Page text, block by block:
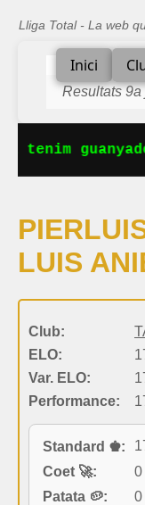
Lliga Total - La web
Inici
Resultats 9a
tenim
LUIS
Club:
ELO:
Var. ELO:
Performance:
Standard ♚:
Coet 🚀:
0
Patata 🥔:
0